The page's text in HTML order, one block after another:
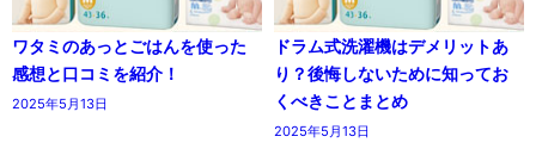
ワタミのあっとごはんを使った
感想と口コミを紹介！
2025年5月13日
ドラム式洗濯機はデメリットあ
り？後悔しないために知ってお
くべきことまとめ
2025年5月13日